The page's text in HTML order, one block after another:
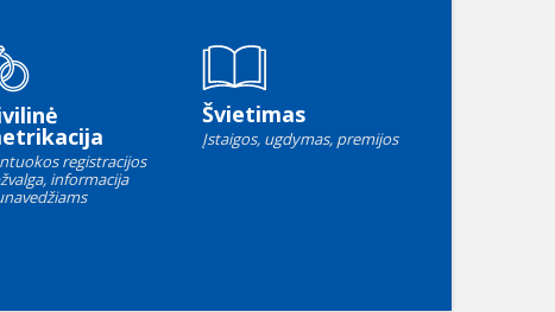
registracijos
informacija
Švietimas
Įstaigos, ugdymas, premijos